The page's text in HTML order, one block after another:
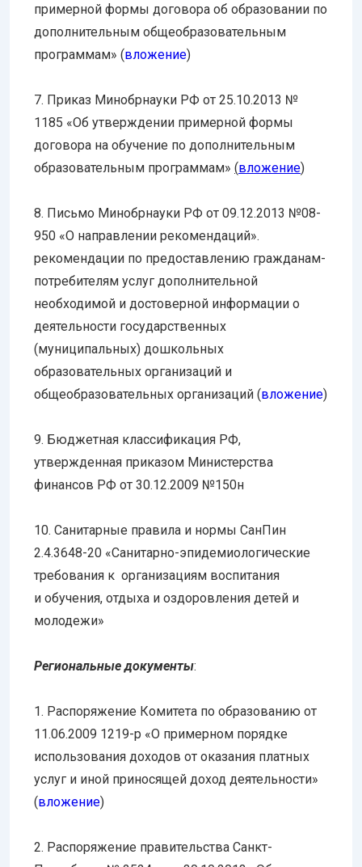
примерной формы договора об образовании по
дополнительным общеобразовательным
программам» (вложение)
7. Приказ Минобрнауки РФ от 25.10.2013 №
1185 «Об утверждении примерной формы
договора на обучение по дополнительным
образовательным программам» (вложение)
8. Письмо Минобрнауки РФ от 09.12.2013 №08-
950 «О направлении рекомендаций».
рекомендации по предоставлению гражданам-
потребителям услуг дополнительной
необходимой и достоверной информации о
деятельности государственных
(муниципальных) дошкольных
образовательных организаций и
общеобразовательных организаций (вложение)
9. Бюджетная классификация РФ,
утвержденная приказом Министерства
финансов РФ от 30.12.2009 №150н
10. Санитарные правила и нормы СанПин
2.4.3648-20 «Санитарно-эпидемиологические
требования к организациям воспитания
и обучения, отдыха и оздоровления детей и
молодежи»
Региональные документы:
1. Распоряжение Комитета по образованию от
11.06.2009 1219-р «О примерном порядке
использования доходов от оказания платных
услуг и иной приносящей доход деятельности»
(вложение)
2. Распоряжение правительства Санкт-